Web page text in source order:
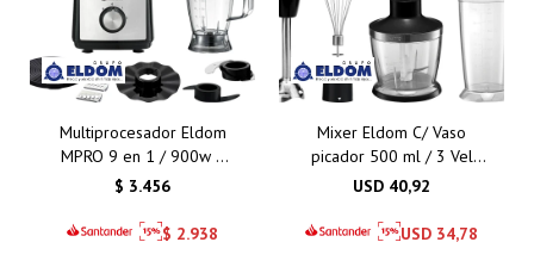
Multiprocesador Eldom
MPRO 9 en 1 / 900w 3
Velocidades
$ 3.456
$ 2.938
Mixer Eldom C/ Vaso
picador 500 ml / 3 Vel
600W i
USD 40,92
USD 34,78